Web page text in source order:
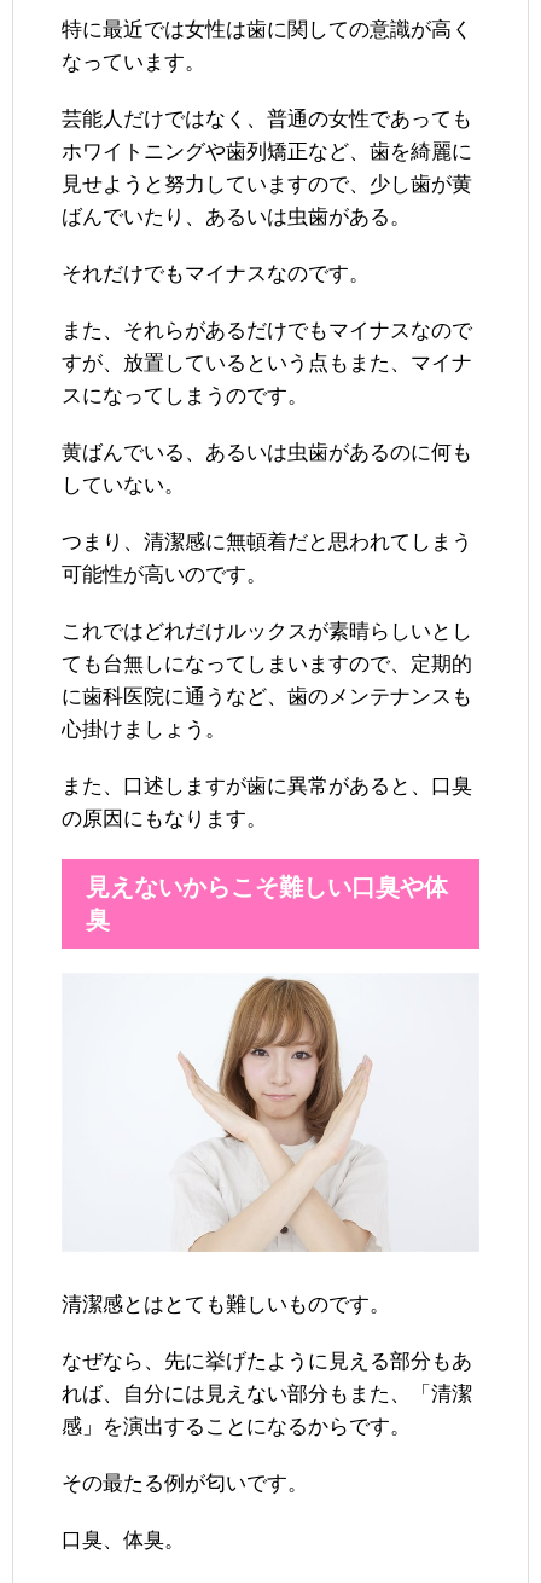
特に最近では女性は歯に関しての意識が高く
なっています。
芸能人だけではなく、普通の女性であっても
ホワイトニングや歯列矯正など、歯を綺麗に
見せようと努力していますので、少し歯が黄
ばんでいたり、あるいは虫歯がある。
それだけでもマイナスなのです。
また、それらがあるだけでもマイナスなので
すが、放置しているという点もまた、マイナ
スになってしまうのです。
黄ばんでいる、あるいは虫歯があるのに何も
していない。
つまり、清潔感に無頓着だと思われてしまう
可能性が高いのです。
これではどれだけルックスが素晴らしいとし
ても台無しになってしまいますので、定期的
に歯科医院に通うなど、歯のメンテナンスも
心掛けましょう。
また、口述しますが歯に異常があると、口臭
の原因にもなります。
見えないからこそ難しい口臭や体
臭
清潔感とはとても難しいものです。
なぜなら、先に挙げたように見える部分もあ
れば、自分には見えない部分もまた、「清潔
感」を演出することになるからです。
その最たる例が匂いです。
口臭、体臭。